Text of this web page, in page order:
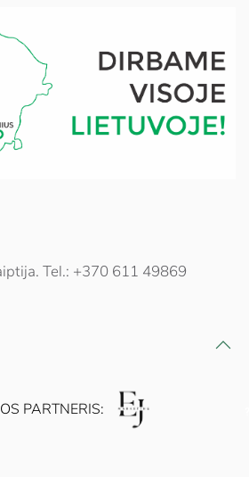
Tel.: +370 611 49869
PARTNERIS: